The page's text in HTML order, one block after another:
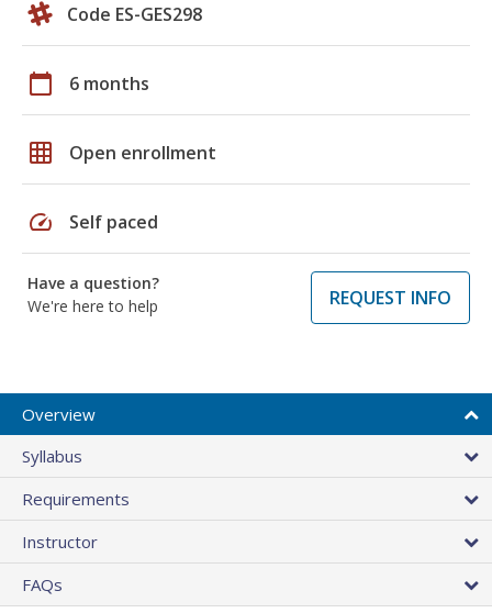
Code ES-GES298
calendar_today 6 months
grid_on Open enrollment
speed Self paced
Have a question?
We're here to help
REQUEST INFO
Overview
Syllabus
Requirements
Instructor
FAQs